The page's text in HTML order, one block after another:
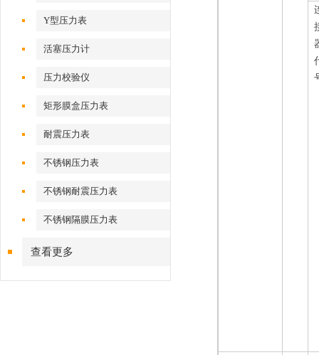
Y型压力表
活塞压力计
压力校验仪
矩形膜盒压力表
耐震压力表
不锈钢压力表
不锈钢耐震压力表
不锈钢隔膜压力表
查看更多